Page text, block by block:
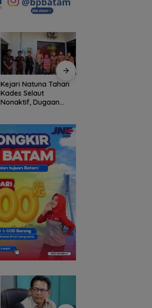
Kejari Natuna Tahan
Kades Selaut
Nonaktif, Dugaan
Rp533 Juta